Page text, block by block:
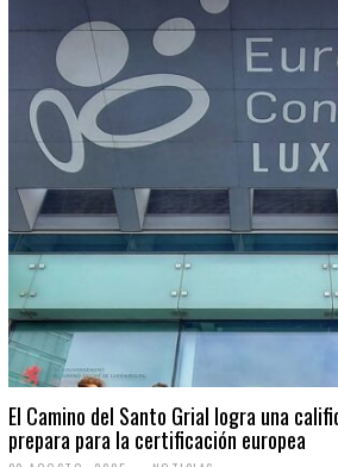
El Camino del Santo Grial logra una
prepara para la certificación europea